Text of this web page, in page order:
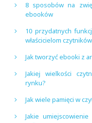
8 sposobów na
ebooków
10 przydatnych
właścicielom
Jak tworzyć ebooki z
Jakiej wielkości
rynku?
Jak wiele pamięci w
Jakie